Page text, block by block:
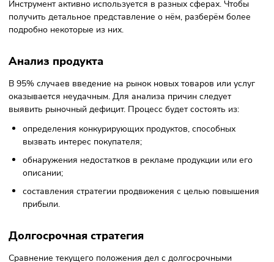
Поэтому планы можно и нужно корректировать — и это
а планирование и анализирование — динамика.
Ошибки при проведении GAP-
анализа